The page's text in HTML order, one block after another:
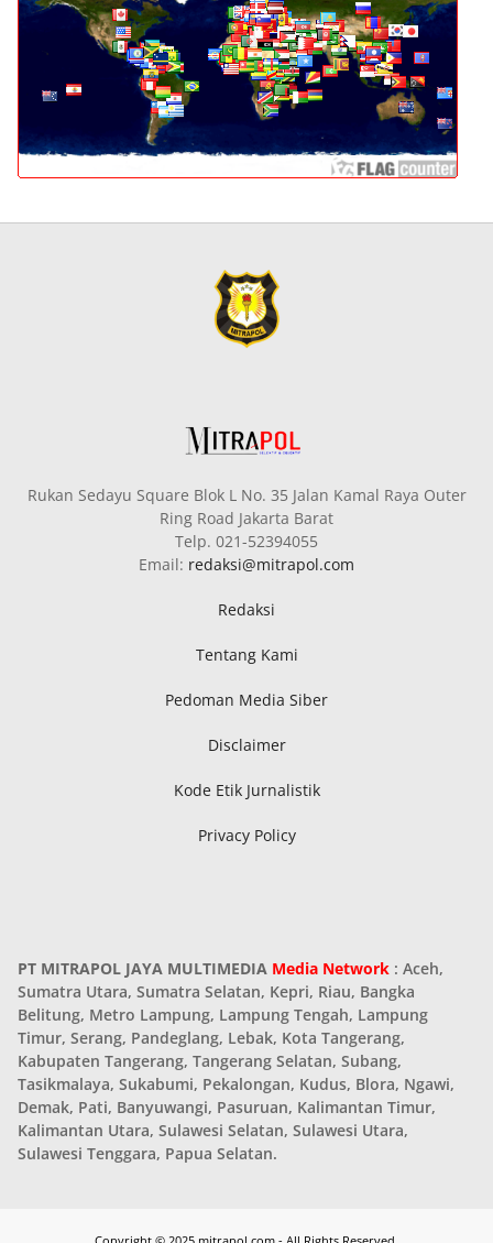
Rukan Sedayu Square Blok L No. 35 Jalan Kamal Raya Outer
Ring Road Jakarta Barat
Telp. 021-52394055
Email: redaksi@mitrapol.com
Redaksi
Tentang Kami
Pedoman Media Siber
Disclaimer
Kode Etik Jurnalistik
Privacy Policy
PT MITRAPOL JAYA MULTIMEDIA Media Network : Aceh,
Sumatra Utara, Sumatra Selatan, Kepri, Riau, Bangka
Belitung, Metro Lampung, Lampung Tengah, Lampung
Timur, Serang, Pandeglang, Lebak, Kota Tangerang,
Kabupaten Tangerang, Tangerang Selatan, Subang,
Tasikmalaya, Sukabumi, Pekalongan, Kudus, Blora, Ngawi,
Demak, Pati, Banyuwangi, Pasuruan, Kalimantan Timur,
Kalimantan Utara, Sulawesi Selatan, Sulawesi Utara,
Sulawesi Tenggara, Papua Selatan.